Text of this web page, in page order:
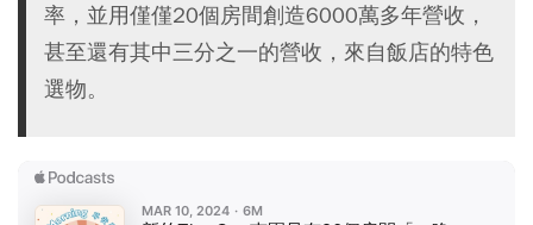
率，並用僅僅20個房間創造6000萬多年營收，
甚至還有其中三分之一的營收，來自飯店的特色
選物。